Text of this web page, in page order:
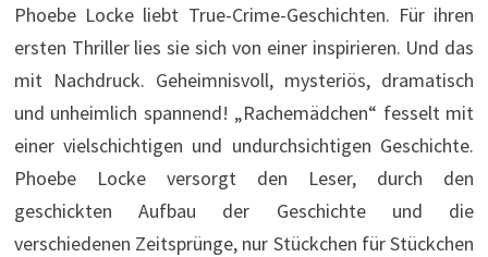
Phoebe Locke liebt True-Crime-Geschichten. Für ihren
ersten Thriller lies sie sich von einer inspirieren. Und das
mit Nachdruck. Geheimnisvoll, mysteriös, dramatisch
und unheimlich spannend! „Rachemädchen“ fesselt mit
einer vielschichtigen und undurchsichtigen Geschichte.
Phoebe Locke versorgt den Leser, durch den
geschickten Aufbau der Geschichte und die
verschiedenen Zeitsprünge, nur Stückchen für Stückchen